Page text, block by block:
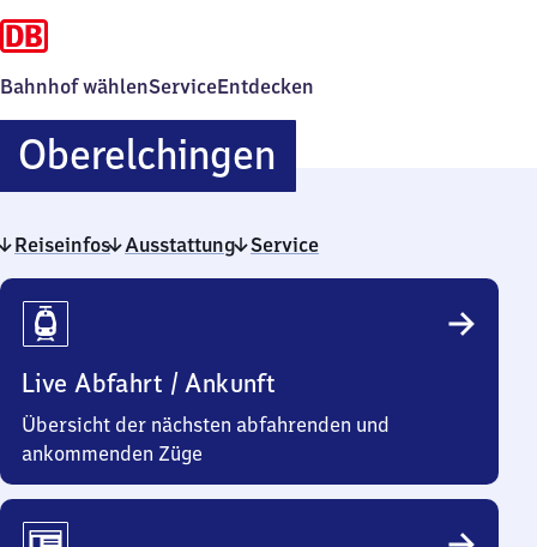
Bahnhof wählenServiceEntdecken
OberelchingenOberelchingen
Reiseinfos Ausstattung Service
Reiseinfos
Live Abfahrt / Ankunft
Übersicht der nächsten abfahrenden und
ankommenden Züge